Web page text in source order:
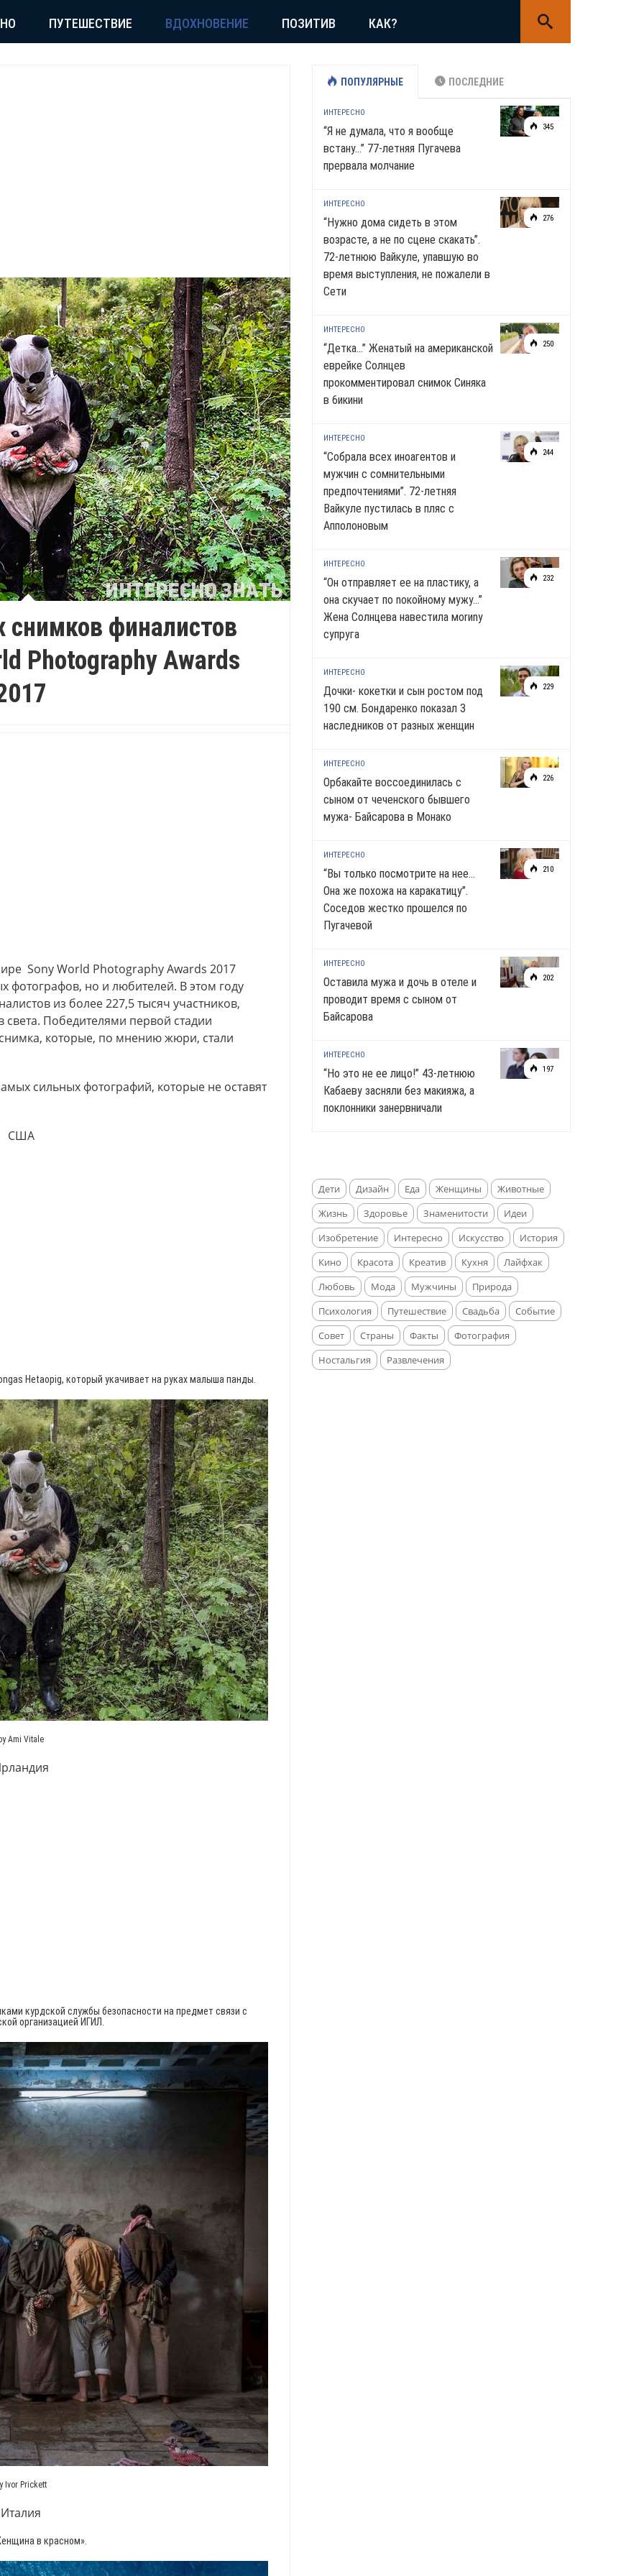
ПУТЕШЕСТВИЕ ВДОХНОВЕНИЕ ПОЗИТИВ КАК?
финалистов
Photography Awards
Sony World Photography Awards 2017
фотографов, но и любителей. В этом году
из более 227,5 тысяч участников,
Победителями первой стадии
которые, по мнению жюри, стали
сильных фотографий, которые не оставят
США
Hetaopig, который укачивает на руках малыша панды.
Ami Vitale
курдской службы безопасности на предмет связи с
организацией ИГИЛ.
Ivor Prickett
Италия
в красном».
ПОПУЛЯРНЫЕ ПОСЛЕДНИЕ
345
ИНТЕРЕСНО
“Я не думала, что я вообще
встану…” 77-летняя Пугачева
прервала молчание
276
ИНТЕРЕСНО
“Нужно дома сидеть в этом
возрасте, а не по сцене скакать”.
72-летнюю Вайкуле, упавшую во
время выступления, не пожалели в
Сети
250
ИНТЕРЕСНО
“Детка…” Женатый на американской
еврейке Солнцев
прокомментировал снимок Синяка
в 6икини
244
ИНТЕРЕСНО
“Собрала всех иноагентов и
мужчин с сомнительными
предпочтениями”. 72-летняя
Вайкуле пустилась в пляс с
Апполоновым
232
ИНТЕРЕСНО
“Он отправляет ее на пластику, а
она скучает по noкoйномy мужу…”
Жена Солнцева навестила моrиnу
супруга
229
ИНТЕРЕСНО
Дочки- кокетки и сын ростом под
190 см. Бондаренко показал 3
наследников от разных женщин
226
ИНТЕРЕСНО
Орбакайте воссоединилась с
сыном от чеченского бывшего
мужа- Байсарова в Монако
210
ИНТЕРЕСНО
“Вы только посмотрите на нее…
Она же похожа на каракатицу”.
Соседов жестко прошелся по
Пугачевой
202
ИНТЕРЕСНО
Оставила мужа и дочь в отеле и
проводит время с сыном от
Байсарова
197
ИНТЕРЕСНО
“Но это не ее лицо!” 43-летнюю
Кабаеву засняли без макияжа, а
поклонники занервничали
Дети Дизайн Еда Женщины
Животные
Жизнь
Здоровье Знаменитости
Идеи
Изобретение
Интересно Искусство
История
Кино
Красота Креатив Кухня
Лайфхак
Любовь
Мода Мужчины
Природа
Психология
Путешествие Свадьба
Событие
Совет
Страны Факты
Фотография
Ностальгия
Развлечения